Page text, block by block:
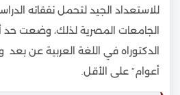
للاستعداد الجيد لتحمل نفقاته
الجامعات المصرية لذلك، وضعت
الدكتوراه في اللغة العربية عن
أعوام” على الأقل.